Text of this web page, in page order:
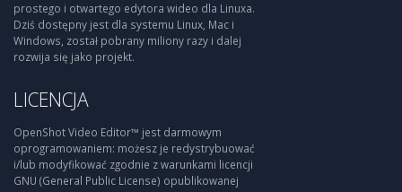
prostego i otwartego edytora wideo dla Linuxa.
Dziś dostępny jest dla systemu Linux, Mac i
Windows, został pobrany miliony razy i dalej
rozwija się jako projekt.
LICENCJA
OpenShot Video Editor™ jest darmowym
oprogramowaniem: możesz je redystrybuować
i/lub modyfikować zgodnie z warunkami licencji
GNU (General Public License) opublikowanej